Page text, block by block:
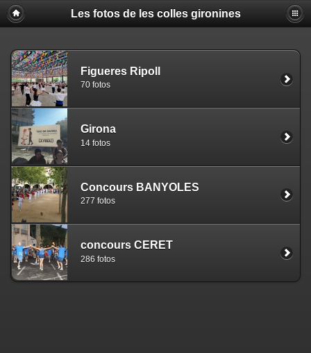
Les fotos de les colles gironines
Figueres Ripoll
70 fotos
Girona
14 fotos
Concours BANYOLES
277 fotos
concours CERET
286 fotos